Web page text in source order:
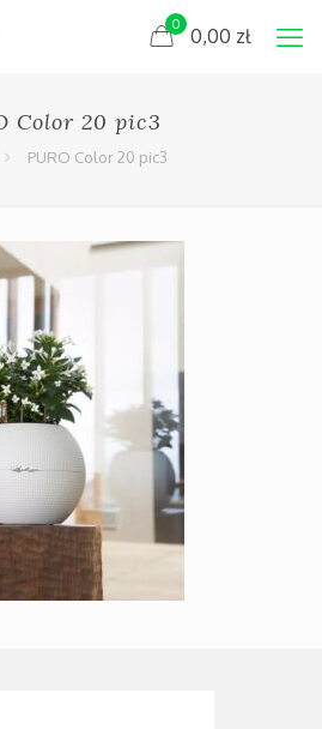
0 0,00 zł
Color 20 pic3
PURO Color 20 pic3